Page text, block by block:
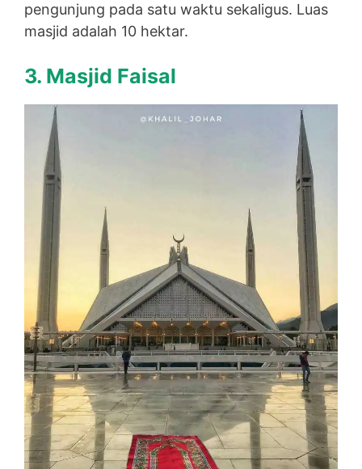
pengunjung pada satu waktu sekaligus. Luas
masjid adalah 10 hektar.
3. Masjid Faisal